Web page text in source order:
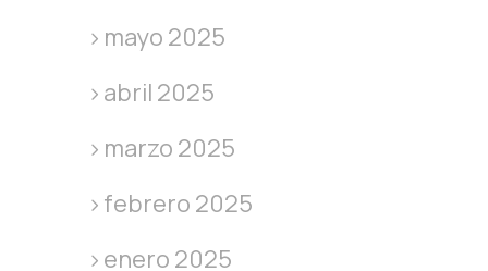
mayo 2025
abril 2025
marzo 2025
febrero 2025
enero 2025